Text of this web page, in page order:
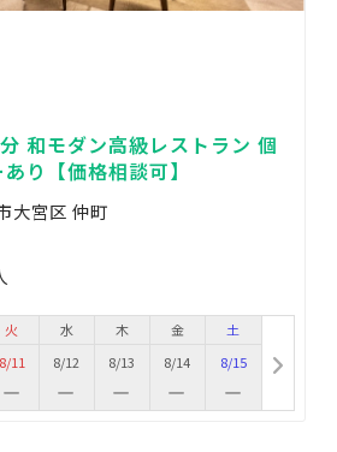
和モダン高級レストラン 個
り【価格相談可】
大宮区 仲町
火
8/11
水
8/12
木
8/13
金
8/14
土
8/15